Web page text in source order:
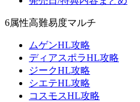
6属性高難易度マルチ
ムゲンHL攻略
ディアスポラHL攻略
ジークHL攻略
シエテHL攻略
コスモスHL攻略